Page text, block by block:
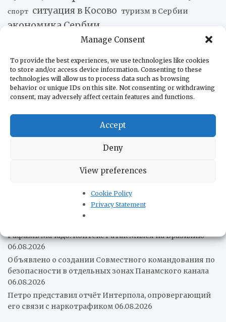
Manage Consent
To provide the best experiences, we use technologies like cookies
to store and/or access device information. Consenting to these
technologies will allow us to process data such as browsing
behavior or unique IDs on this site. Not consenting or withdrawing
consent, may adversely affect certain features and functions.
Accept
Deny
View preferences
Cookie Policy
Privacy Statement
спорт ситуация в Косово туризм в Сербии
экономика Сербии
Новости наших друзей
Мексика и Перу договорились возобновить
дипломатические отношения07.08.2026
США вводят санкции против «Юрия Гагарина»
07.08.2026
Колумбия приобретает два KC-390 Millennium
Бразилия запускает амбициозный логистический
план на 240 млрд долларов 07.08.2026
консульские отношения07.08.2026
аргентинского Конгресса07.08.2026
Leonardo представила ВМС Чили свои артиллерийские
Рафаэль Мачадо: Контекст атак Милея на Бразилию
06.08.2026
Объявлено о создании Совместного командования по
безопасности в отдельных зонах Панамского канала
06.08.2026
Петро представил отчёт Интерпола, опровергающий
его связи с наркотрафиком 06.08.2026